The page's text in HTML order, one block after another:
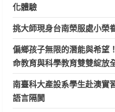
化體驗
挑大師現身台南榮服處小榮
偏鄉孩子無限的潛能與希望
命教育與科學教育雙雙綻放
南臺科大產設系學生赴澳實
語言隔閡